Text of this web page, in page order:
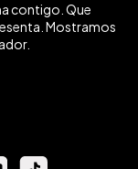
contigo. Que
Mostramos